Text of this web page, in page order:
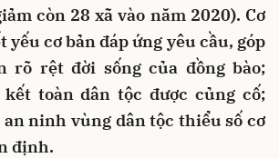
còn 28 xã vào năm 2020). Cơ
yếu cơ bản đáp ứng yêu cầu, góp
rõ rệt đời sống của đồng bào;
toàn dân tộc được củng cố;
an ninh vùng dân tộc thiểu số cơ
định.